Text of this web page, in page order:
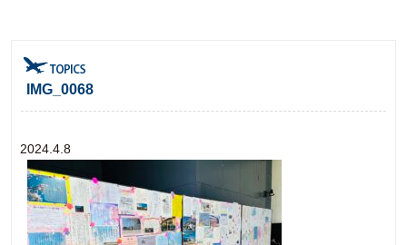
IMG_0068
2024.4.8